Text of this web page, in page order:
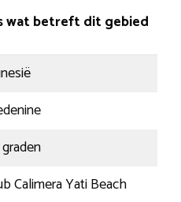
wat betreft dit gebied
Calimera Yati Beach